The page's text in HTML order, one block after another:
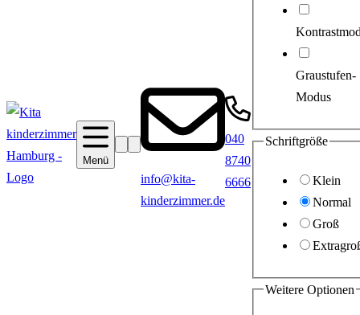
Menü
SucheBarrierefreiheit
info@kita-
kinderzimmer.de
040
8740
6666
Graustufen-
Modus
Schriftgröße
Klein
Normal
Groß
Weitere Optionen